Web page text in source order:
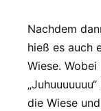
Nachdem
hieß es auch
Wiese.
die Wiese